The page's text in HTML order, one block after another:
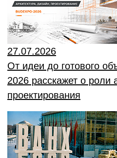
27.07.2026
От идеи до готового
2026 расскажет о роли
проектирования